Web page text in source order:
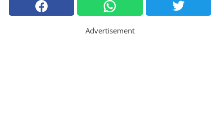
Advertisement